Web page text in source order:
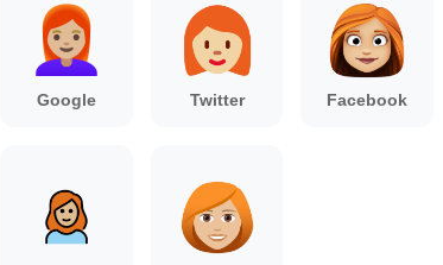
Google Twitter Facebook